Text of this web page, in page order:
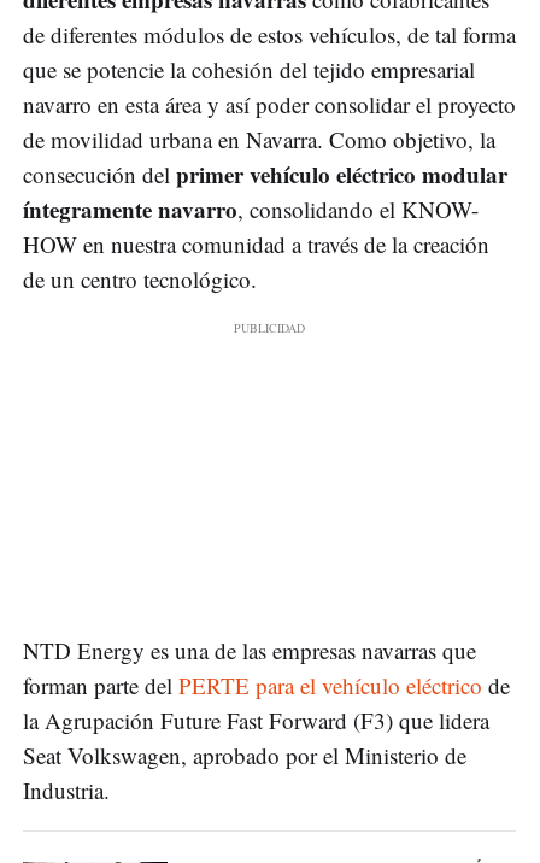
de diferentes módulos de estos vehículos, de tal forma
que se potencie la cohesión del tejido empresarial
navarro en esta área y así poder consolidar el proyecto
de movilidad urbana en Navarra. Como objetivo, la
consecución del primer vehículo eléctrico modular
íntegramente navarro, consolidando el KNOW-
HOW en nuestra comunidad a través de la creación
de un centro tecnológico.
NTD Energy es una de las empresas navarras que
forman parte del PERTE para el vehículo eléctrico de
la Agrupación Future Fast Forward (F3) que lidera
Seat Volkswagen, aprobado por el Ministerio de
Industria.